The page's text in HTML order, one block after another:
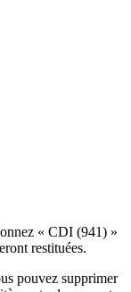
« CDI (941) »
restituées.
pouvez supprimer